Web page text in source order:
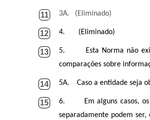
11 3A. (Eliminado)
12 4. (Eliminado)
13 5.
Esta Norma não
comparações sobre
14 5A. Caso a entidade seja
15 6.
Em alguns casos,
separadamente podem